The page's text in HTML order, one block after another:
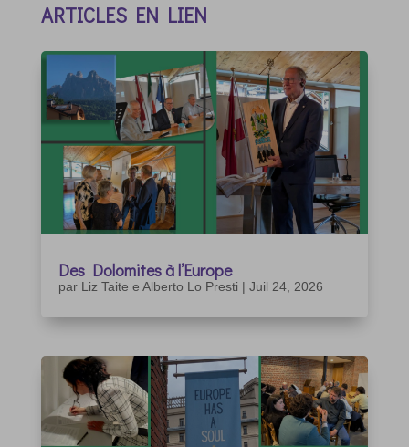
ARTICLES EN LIEN
Des Dolomites à l’Europe
par Liz Taite e Alberto Lo Presti | Juil 24, 2026